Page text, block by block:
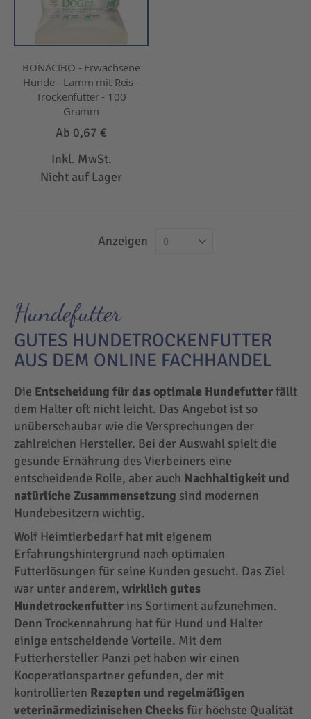
BONACIBO - Erwachsene
Hunde - Lamm mit Reis -
Trockenfutter - 100
Gramm
Ab 0,67 €
Inkl. MwSt.
Nicht auf Lager
Anzeigen
Hundefutter
GUTES HUNDETROCKENFUTTER
AUS DEM ONLINE FACHHANDEL
Die Entscheidung für das optimale Hundefutterfällt
dem Halter oft nicht leicht. Das Angebot ist so
unüberschaubar wie die Versprechungen der
zahlreichen Hersteller. Bei der Auswahl spielt die
gesunde Ernährung des Vierbeiners eine
entscheidende Rolle, aber auch Nachhaltigkeit und
natürliche Zusammensetzung sind modernen
Hundebesitzern wichtig.
Wolf Heimtierbedarf hat mit eigenem
Erfahrungshintergrund nach optimalen
Futterlösungen für seine Kunden gesucht. Das Ziel
war unter anderem, wirklich gutes
Hundetrockenfutter ins Sortiment aufzunehmen.
Denn Trockennahrung hat für Hund und Halter
einige entscheidende Vorteile. Mit dem
Futterhersteller Panzi pet haben wir einen
Kooperationspartner gefunden, der mit
kontrollierten Rezepten und regelmäßigen
veterinärmedizinischen Checksfür höchste Qualität